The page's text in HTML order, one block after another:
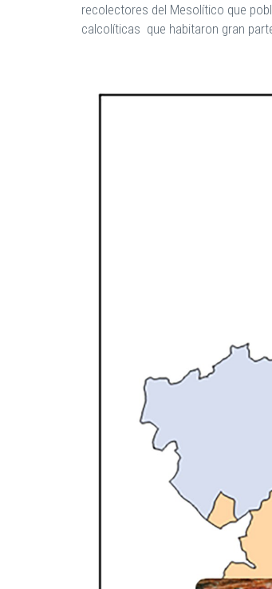
recolectores del Mesolítico que
calcolíticas que habitaron gran